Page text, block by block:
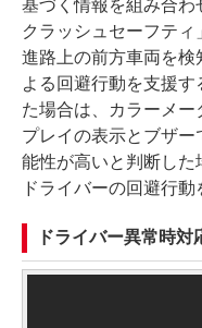
基づく情報を組み合わ
クラッシュセーフテ
進路上の前方車両を検
よる回避行動を支援
た場合は、カラーメ
プレイの表示とブザ
能性が高いと判断した
ドライバーの回避行動
ドライバー異常時対